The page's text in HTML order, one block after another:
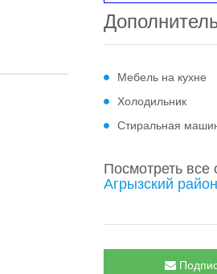
Мебель на кухне
Холодильник
Стиральная
Посмотреть
Агрызский